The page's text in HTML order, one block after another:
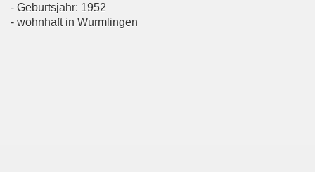
- Geburtsjahr: 1952
- wohnhaft in Wurmlingen